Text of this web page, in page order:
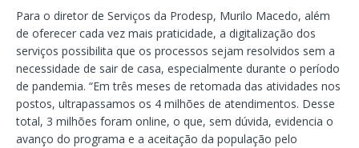
Para o diretor de Serviços da Prodesp, Murilo Macedo, além
de oferecer cada vez mais praticidade, a digitalização dos
serviços possibilita que os processos sejam resolvidos sem a
necessidade de sair de casa, especialmente durante o período
de pandemia. “Em três meses de retomada das atividades nos
postos, ultrapassamos os 4 milhões de atendimentos. Desse
total, 3 milhões foram online, o que, sem dúvida, evidencia o
avanço do programa e a aceitação da população pelo